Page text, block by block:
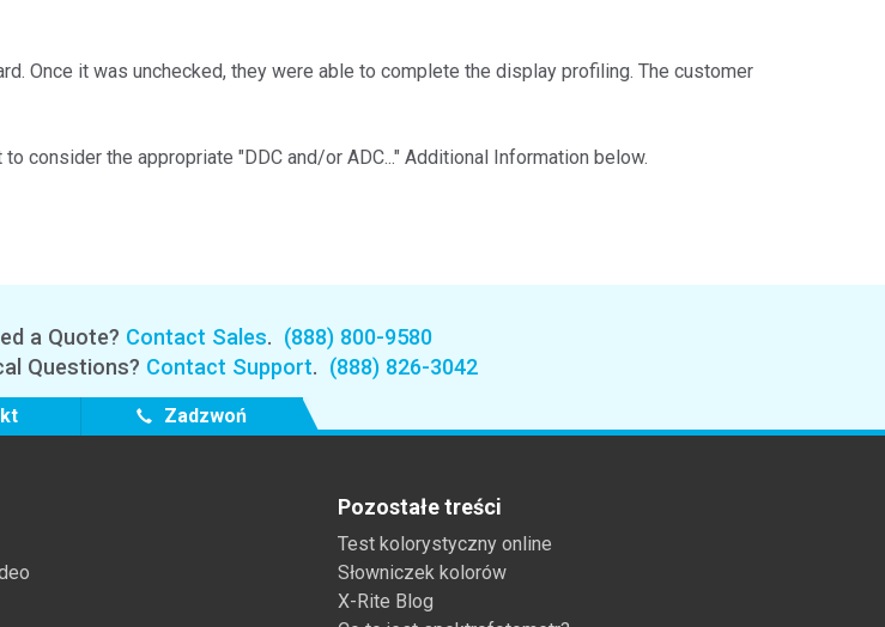
Elektronika użytkowa
Materiały budowlane
Once it was unchecked, they were able to complete the display profiling. The customer
consider the appropriate "DDC and/or ADC..." Additional Information below.
a Quote? Contact Sales. (888) 800-9580
Questions? Contact Support. (888) 826-3042
Zadzwoń
Pozostałe treści
Test kolorystyczny online
Słowniczek kolorów
X-Rite Blog